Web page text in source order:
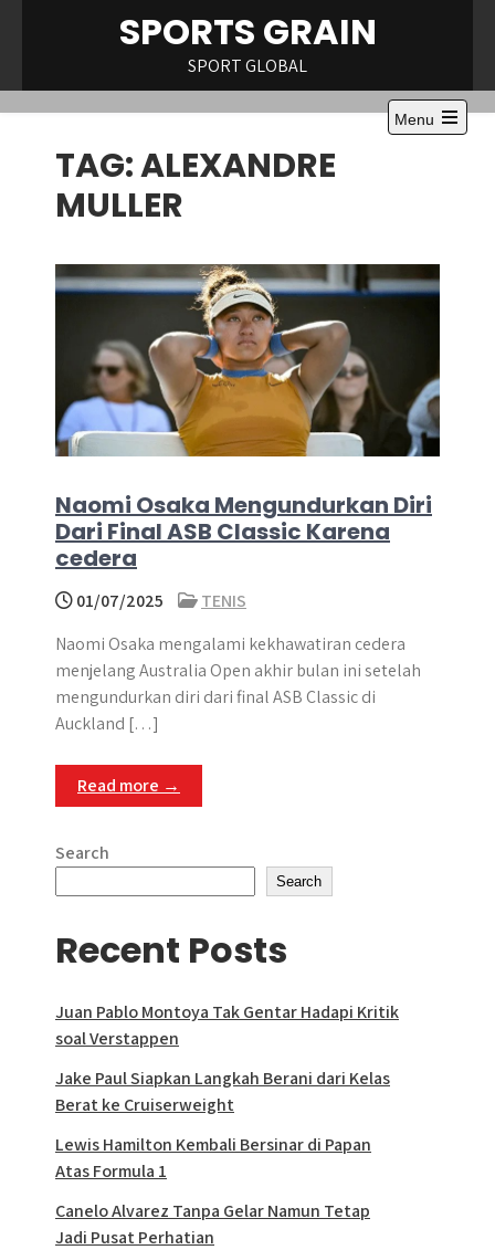
SPORTS GRAIN
SPORT GLOBAL
Menu
Open
TAG:ALEXANDRE
MULLER
Naomi Osaka Mengundurkan Diri
Dari Final ASB Classic Karena
cedera
01/07/2025
TENIS
Naomi Osaka mengalami kekhawatiran cedera
menjelang Australia Open akhir bulan ini setelah
mengundurkan diri dari final ASB Classic di
Auckland […]
Read more →
Search
Search
Recent Posts
Juan Pablo Montoya Tak Gentar Hadapi Kritik
soal Verstappen
Jake Paul Siapkan Langkah Berani dari Kelas
Berat ke Cruiserweight
Lewis Hamilton Kembali Bersinar di Papan
Atas Formula 1
Canelo Alvarez Tanpa Gelar Namun Tetap
Jadi Pusat Perhatian